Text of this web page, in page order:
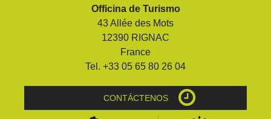
Officina de Turismo
43 Allée des Mots
12390 RIGNAC
France
Tel. +33 05 65 80 26 04
CONTÁCTENOS